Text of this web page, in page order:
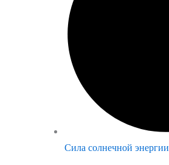
Сила солнечной энергии